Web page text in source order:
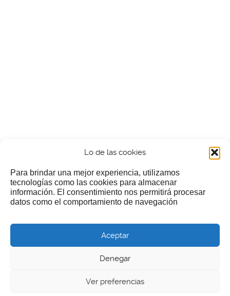
Lo de las cookies
Para brindar una mejor experiencia, utilizamos
tecnologías como las cookies para almacenar
información. El consentimiento nos permitirá procesar
datos como el comportamiento de navegación
Aceptar
Denegar
Ver preferencias
¿Nos invitas a un cafecillo?
Si te gusta nuestra web puedes echar limosna a estos